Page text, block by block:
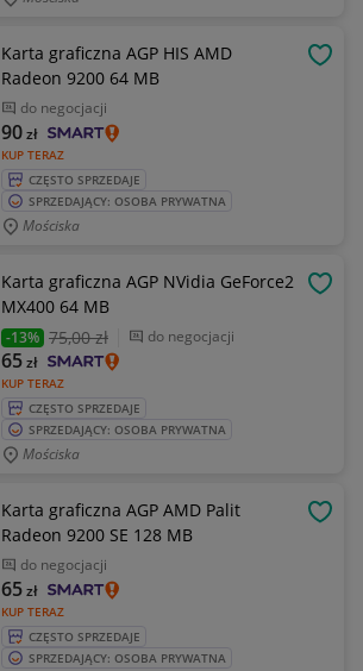
Karta graficzna AGP HIS AMD
Radeon 9200 64 MB
do negocjacji
KUP TERAZ
90zł
CZĘSTO SPRZEDAJE
SPRZEDAJĄCY: OSOBA PRYWATNA
Mościska
Karta graficzna AGP NVidia GeForce2
MX400 64 MB
-13% 75,00 zł do negocjacji
KUP TERAZ
65zł
CZĘSTO SPRZEDAJE
SPRZEDAJĄCY: OSOBA PRYWATNA
Mościska
Karta graficzna AGP AMD Palit
Radeon 9200 SE 128 MB
do negocjacji
KUP TERAZ
65zł
CZĘSTO SPRZEDAJE
SPRZEDAJĄCY: OSOBA PRYWATNA